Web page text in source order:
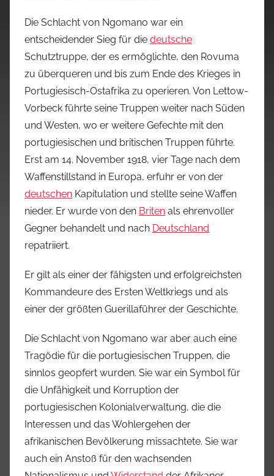
Die Schlacht von Ngomano war ein
entscheidender Sieg für die deutsche
Schutztruppe, der es ermöglichte, den Rovuma
zu überqueren und bis zum Ende des Krieges in
Portugiesisch-Ostafrika zu operieren. Von Lettow-
Vorbeck führte seine Truppen weiter nach Süden
und Westen, wo er weitere Gefechte mit den
portugiesischen und britischen Truppen führte.
Erst am 14. November 1918, vier Tage nach dem
Waffenstillstand in Europa, erfuhr er von der
deutschen Kapitulation und stellte seine Waffen
nieder. Er wurde von den Briten als ehrenvoller
Gegner behandelt und nach Deutschland
repatriiert.
Er gilt als einer der fähigsten und erfolgreichsten
Kommandeure des Ersten Weltkriegs und als
einer der größten Guerillaführer der Geschichte.
Die Schlacht von Ngomano war aber auch eine
Tragödie für die portugiesischen Truppen, die
sinnlos geopfert wurden. Sie war ein Symbol für
die Unfähigkeit und Korruption der
portugiesischen Kolonialverwaltung, die die
Interessen und das Wohlergehen der
afrikanischen Bevölkerung missachtete. Sie war
auch ein Anstoß für den wachsenden